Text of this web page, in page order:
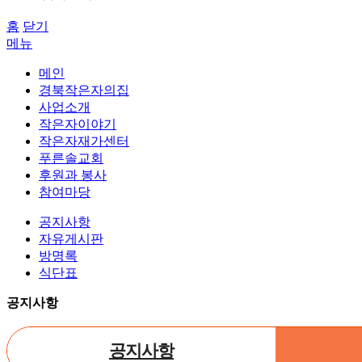
홈 닫기
메뉴
메인
경북작은자의집
사업소개
작은자이야기
작은자재가센터
푸른솔교회
후원과 봉사
참여마당
공지사항
자유게시판
방명록
식단표
공지사항
공지사항